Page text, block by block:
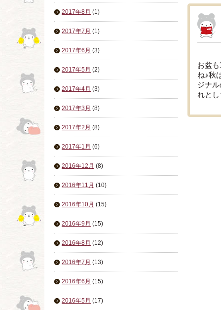
2017年8月 (1)
2017年7月 (1)
2017年6月 (3)
2017年5月 (2)
2017年4月 (3)
2017年3月 (8)
2017年2月 (8)
2017年1月 (6)
2016年12月 (8)
2016年11月 (10)
2016年10月 (15)
2016年9月 (15)
2016年8月 (12)
2016年7月 (13)
2016年6月 (15)
2016年5月 (17)
お盆
ね♪秋
ジナ
れと